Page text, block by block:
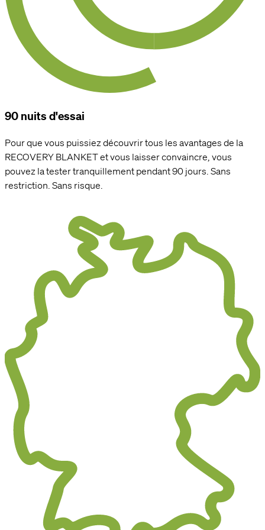
90 nuits d'essai
Pour que vous puissiez découvrir tous les avantages de la
RECOVERY BLANKET et vous laisser convaincre, vous
pouvez la tester tranquillement pendant 90 jours. Sans
restriction. Sans risque.